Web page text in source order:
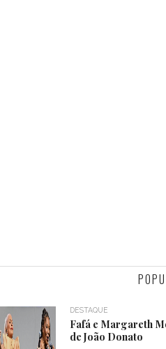
DESTAQUE
Fafá e Margareth
de João Donato